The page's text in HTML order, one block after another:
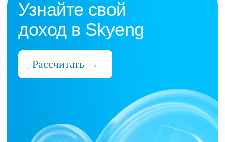
Время
Готовые планы и материалы, онлайн-
платформа с автопроверкой заданий,
поддержка 24/7 и никакой бюрократии
Деньги
без штрафов и переработок, скрытых
условий и неприятных сюрпризов
Уважение к преподавателю и его